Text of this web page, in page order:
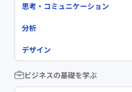
思考・コミュニケーション
分析
デザイン
ビジネスの基礎を学ぶ